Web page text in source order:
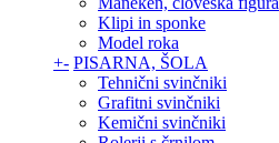
Klipi in sponke
Model roka
+- PISARNA, ŠOLA
Tehnični svinčniki
Grafitni svinčniki
Kemični svinčniki